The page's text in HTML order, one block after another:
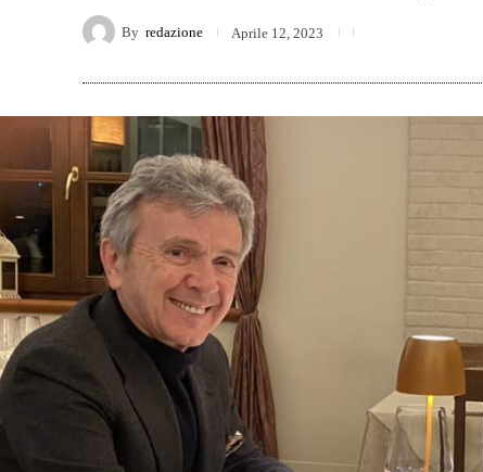
By redazione Aprile 12, 2023